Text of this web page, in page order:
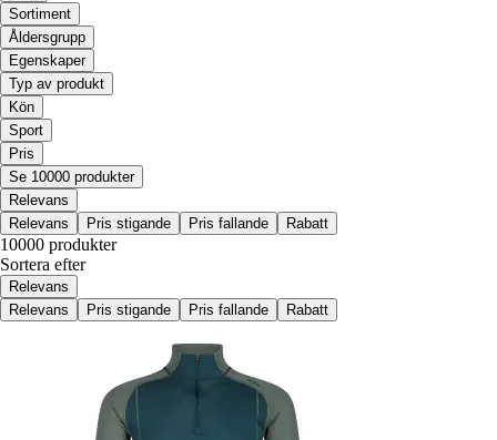
Sortiment
Åldersgrupp
Egenskaper
Typ av produkt
Kön
Sport
Pris
Se 10000 produkter
Relevans
Relevans
Pris stigande Pris fallande Rabatt
10000 produkter
Sortera efter
Relevans
Relevans
Pris stigande Pris fallande Rabatt